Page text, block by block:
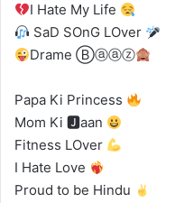
I Hate My Life
SaD SOnG LOver
Drame Ⓑⓐⓐⓩ
Papa Ki Princess
Mom Ki 🅹aan
Fitness LOver
I Hate Love
Proud to be Hindu